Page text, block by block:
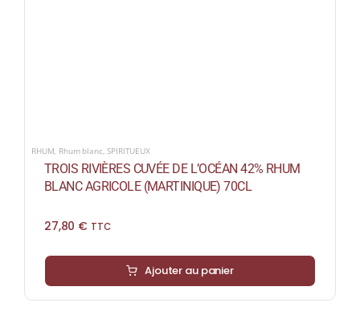
RHUM, Rhum blanc,SPIRITUEUX
TROIS RIVIÈRES CUVÉE DE L’OCÉAN 42% RHUM
BLANC AGRICOLE (MARTINIQUE) 70CL
27,80 € TTC
Ajouter au panier